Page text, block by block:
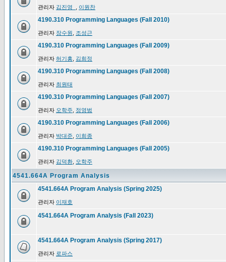
관리자 김진영_ 이원찬
4190.310 Programming Languages (Fall 2010)
관리자 장수원 조성근
4190.310 Programming Languages (Fall 2009)
관리자 허기홍 김희정
4190.310 Programming Languages (Fall 2008)
관리자 최원태
4190.310 Programming Languages (Fall 2007)
관리자 오학주 정영범
4190.310 Programming Languages (Fall 2006)
관리자 박대준 이희종
4190.310 Programming Languages (Fall 2005)
관리자 김덕환 오학주
4541.664A Program Analysis
4541.664A Program Analysis (Spring 2025)
관리자 이재호
4541.664A Program Analysis (Fall 2023)
4541.664A Program Analysis (Spring 2017)
관리자 로파스